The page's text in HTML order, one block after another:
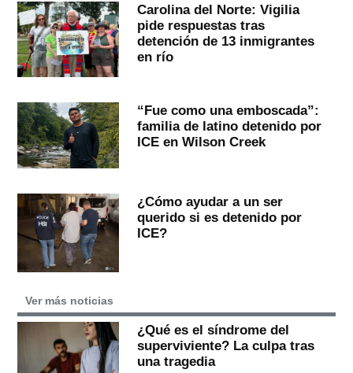
Carolina del Norte: Vigilia
pide respuestas tras
detención de 13 inmigrantes
en río
“Fue como una emboscada”:
familia de latino detenido por
ICE en Wilson Creek
¿Cómo ayudar a un ser
querido si es detenido por
ICE?
Ver más noticias
¿Qué es el síndrome del
superviviente? La culpa tras
una tragedia